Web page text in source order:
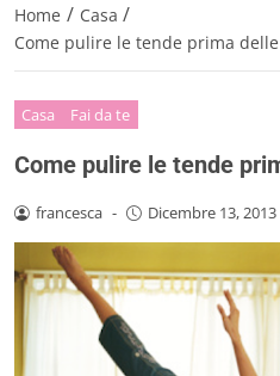
Home / Casa /
Come pulire le tende prima
Casa Fai da te
Come pulire le tende
francesca - Dicembre 13, 2013